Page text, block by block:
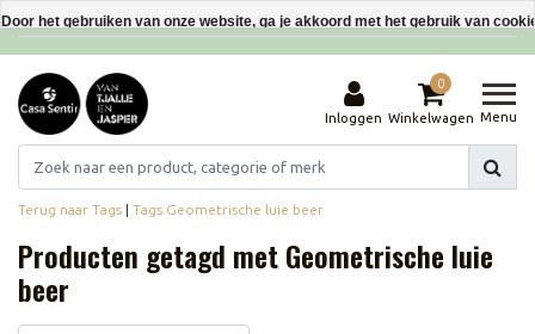
Interieurdecoraties van gerecyclede materialen
Inloggen
0
Winkelwagen Menu
Terug naar Tags | Tags Geometrische luie beer
Producten getagd met Geometrische luie
beer
Door het gebruiken van onze website, ga je akkoord met het gebruik van